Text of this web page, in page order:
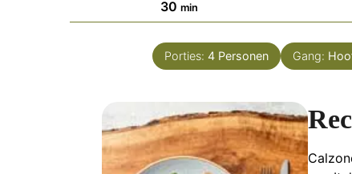
30 minuten
min
Porties: 4 Personen Gang: